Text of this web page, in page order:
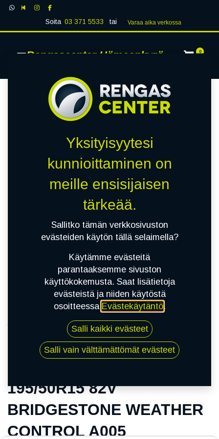
Soita 03 371 5533 tai Varaa aika verk​​​​ossa
Rengascenter Hämeenkyrö 0
195/50R15 82V BRIDGESTONE WEATHER
CONTROL A005
195/50R15 82V
BRIDGESTONE WEATHER
CONTROL A005
Yksityisyytesi
kunnioittaminen on
meille ensisijaisen
tärkeää.
Sallitko tämän verkkosivuston
evästeiden käytön tällä selaimella?
Käytämme evästeitä
parantaaksemme sivuston
käyttökokemusta. Saat lisätietoja
evästeistä ja niiden käytöstä
osoitteessa Evästekäytäntö.
Salli kaikki evästeet
Salli vain välttämättömät evästeet